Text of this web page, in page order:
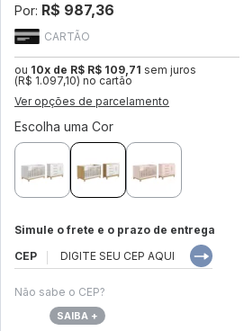
CARTÃO
ou 10x de R$ R$ 109,71 sem juros
(R$ 1.097,10) no cartão
Ver opções de parcelamento
Por: R$ 987,36
Escolha uma Cor
Simule o frete e o prazo de entrega
CEP
Não sabe o CEP?
SAIBA +